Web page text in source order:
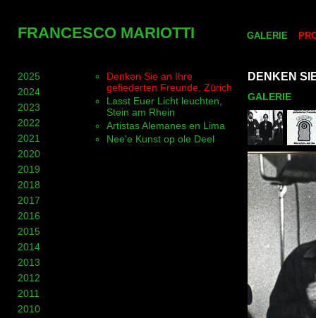
FRANCESCO MARIOTTI GALERIE
2025
2024
2023
2022
2021
2020
2019
2018
2017
2016
2015
2014
2013
2012
2011
2010
Denken Sie an Ihre
gefiederten Freunde, Zürich
Lasst Euer Licht leuchten,
Stein am Rhein
Artistas Alemanes en Lima
Nee'e Kunst op ole Deel
DENKEN
GALERIE